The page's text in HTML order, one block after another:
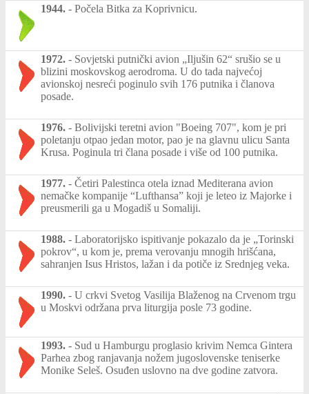
1944. - Počela Bitka za Koprivnicu.
1972. - Sovjetski putnički avion „Iljušin 62“ srušio se u
blizini moskovskog aerodroma. U do tada najvećoj
avionskoj nesreći poginulo svih 176 putnika i članova
posade.
1976. - Bolivijski teretni avion "Boeing 707", kom je pri
poletanju otpao jedan motor, pao je na glavnu ulicu Santa
Krusa. Poginula tri člana posade i više od 100 putnika.
1977. - Četiri Palestinca otela iznad Mediterana avion
nemačke kompanije “Lufthansa” koji je leteo iz Majorke i
preusmerili ga u Mogadiš u Somaliji.
1988. - Laboratorijsko ispitivanje pokazalo da je „Torinski
pokrov“, u kom je, prema verovanju mnogih hrišćana,
sahranjen Isus Hristos, lažan i da potiče iz Srednjeg veka.
1990. - U crkvi Svetog Vasilija Blaženog na Crvenom trgu
u Moskvi održana prva liturgija posle 73 godine.
1993. - Sud u Hamburgu proglasio krivim Nemca Gintera
Parhea zbog ranjavanja nožem jugoslovenske teniserke
Monike Seleš. Osuđen uslovno na dve godine zatvora.